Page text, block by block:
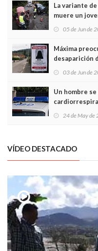
La variante
muere un
frontal
05 de Jun de
Máxima
desaparición
03 de Jun de
Un hombre
Local en Luanco
24 de May de
VÍDEO DESTACADO